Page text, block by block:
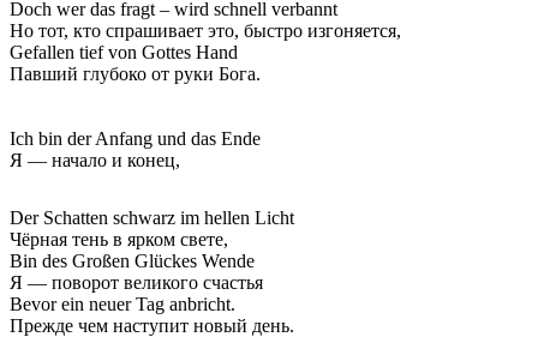
Doch wer das fragt – wird schnell verbannt
Но тот, кто спрашивает это, быстро изгоняется,
Gefallen tief von Gottes Hand
Павший глубоко от руки Бога.
Ich bin der Anfang und das Ende
Я — начало и конец,
Der Schatten schwarz im hellen Licht
Чёрная тень в ярком свете,
Bin des Großen Glückes Wende
Я — поворот великого счастья
Bevor ein neuer Tag anbricht.
Прежде чем наступит новый день.